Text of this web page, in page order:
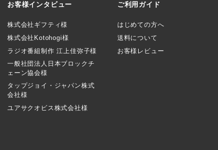
お客様インタビュー
株式会社ギフティ様
株式会社Kotohogi様
ラジオ番組制作 江上佳弥子様
一般社団法人日本ブロックチ
ェーン協会様
タップジョイ・ジャパン株式
会社様
ユアサクオビス株式会社様
ご利用ガイド
はじめての方へ
送料について
お客様レビュー